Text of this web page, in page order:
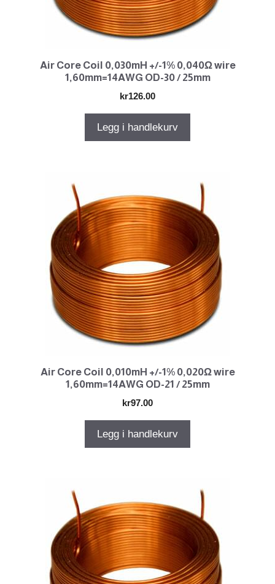
Air Core Coil 0,030mH +/-1% 0,040Ω wire
1,60mm=14AWG OD-30 / 25mm
kr126.00
Legg i handlekurv
Air Core Coil 0,010mH +/-1% 0,020Ω wire
1,60mm=14AWG OD-21 / 25mm
kr97.00
Legg i handlekurv